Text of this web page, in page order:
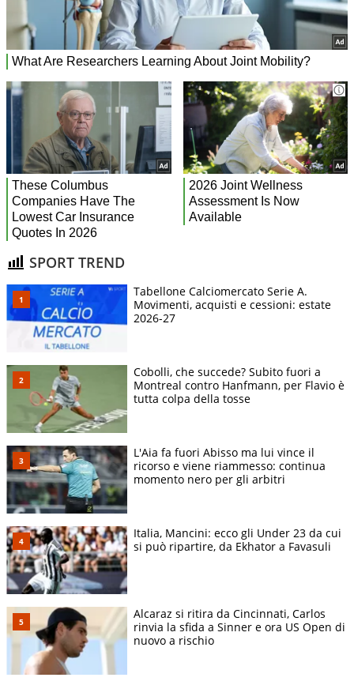
SPORT TREND
Tabellone Calciomercato Serie A.
Movimenti, acquisti e cessioni: estate
2026-27
Cobolli, che succede? Subito fuori a
Montreal contro Hanfmann, per Flavio è
tutta colpa della tosse
L'Aia fa fuori Abisso ma lui vince il
ricorso e viene riammesso: continua
momento nero per gli arbitri
Italia, Mancini: ecco gli Under 23 da cui
si può ripartire, da Ekhator a Favasuli
Alcaraz si ritira da Cincinnati, Carlos
rinvia la sfida a Sinner e ora US Open di
nuovo a rischio